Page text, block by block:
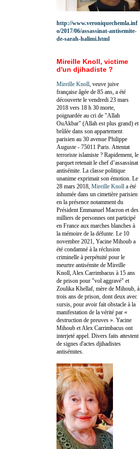
http://www.veroniquechemla.inf
o/2017/06/assassinat-antisemite-
de-sarah-halimi.html
Mireille Knoll, victime
d'un djihadiste ?
Mireille Knoll , veuve juive
française âgée de 85 ans, a été
découverte le vendredi 23 mars
2018 vers 18 h 30 morte,
poignardée au cri de "Allah
OuAkbar" (Allah est plus grand) et
brûlée dans son appartement
parisien au 30 avenue Philippe
Auguste - 75011 Paris. Attentat
terroriste islamiste ? Rapidement, le
parquet retenait le chef d’assassinat
antisémite. La classe politique
unanime exprimait son émotion. Le
28 mars 2018, Mireille Knoll a été
inhumée dans un cimetière parisien
en la présence notamment du
Président Emmanuel Macron et des
milliers de personnes ont participé
en France aux marches blanches à
la mémoire de la défunte. Le 10
novembre 2021, Yacine Mihoub a
été condamné à la réclusion
criminelle à perpétuité pour le
meurtre antisémite de Mireille
Knoll, Alex Carrimbacus à 15 ans
de prison pour "vol aggravé" et
Zoulika Khellaf, mère de Mihoub, à
trois ans de prison, dont deux avec
sursis, pour avoir fait obstacle à la
manifestation de la vérité par «
destruction de preuves ». Yacine
Mihoub et Alex Carrimbacus ont
interjeté appel. Divers faits attestent
de signes d'actes djihadistes
antisémites.